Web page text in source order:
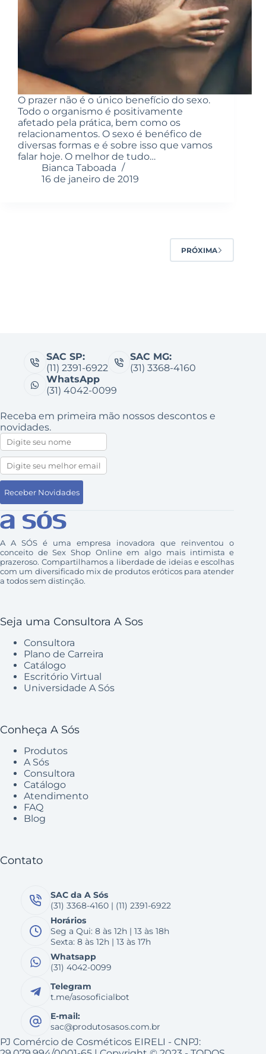
O prazer não é o único benefício do sexo.
Todo o organismo é positivamente
afetado pela prática, bem como os
relacionamentos. O sexo é benéfico de
diversas formas e é sobre isso que vamos
falar hoje. O melhor de tudo…
Bianca Taboada
16 de janeiro de 2019
PRÓXIMA
SAC SP:
(11) 2391-6922
SAC MG:
(31) 3368-4160
WhatsApp
(31) 4042-0099
Receba em primeira mão nossos descontos e
novidades.
A A SÓS é uma empresa inovadora que reinventou o
conceito de Sex Shop Online em algo mais intimista e
prazeroso. Compartilhamos a liberdade de ideias e escolhas
com um diversificado mix de produtos eróticos para atender
a todos sem distinção.
Seja uma Consultora A Sos
Consultora
Plano de Carreira
Catálogo
Escritório Virtual
Universidade A Sós
Conheça A Sós
Produtos
A Sós
Consultora
Catálogo
Atendimento
FAQ
Blog
Contato
SAC da A Sós
(31) 3368-4160 | (11) 2391-6922
Horários
Seg a Qui: 8 às 12h | 13 às 18h
Sexta: 8 às 12h | 13 às 17h
Whatsapp
(31) 4042-0099
Telegram
t.me/asosoficialbot
E-mail:
sac@produtosasos.com.br
PJ Comércio de Cosméticos EIRELI - CNPJ: